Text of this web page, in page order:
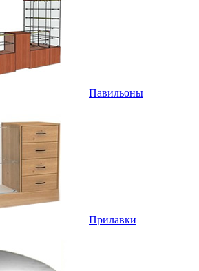
Павильоны
Прилавки